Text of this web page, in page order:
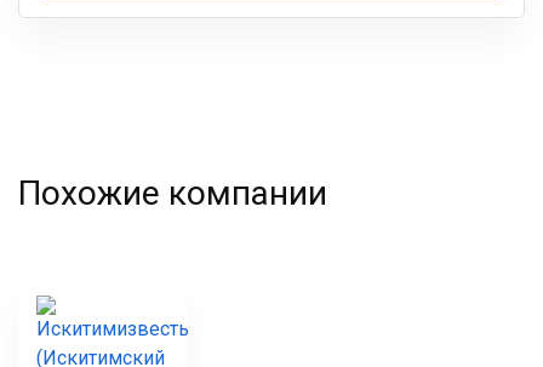
Ваша
Похожие компании